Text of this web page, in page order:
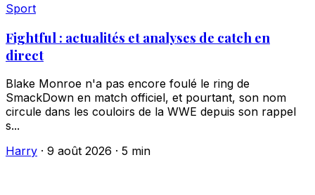
Sport
Fightful : actualités et analyses de catch en
direct
Blake Monroe n'a pas encore foulé le ring de
SmackDown en match officiel, et pourtant, son nom
circule dans les couloirs de la WWE depuis son rappel
s...
Harry · 9 août 2026 · 5 min